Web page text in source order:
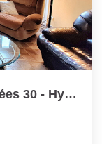
Demeure De Caractère Des Années 30 - Hyper-Centre De...